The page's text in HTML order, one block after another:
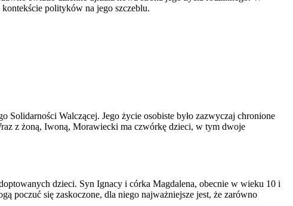
polityków na jego szczeblu.
Walczącej. Jego życie osobiste było zazwyczaj chronione
z żoną, Iwoną, Morawiecki ma czwórkę dzieci, w tym dwoje
dzieci. Syn Ignacy i córka Magdalena, obecnie w wieku 10 i
poczuć się zaskoczone, dla niego najważniejsze jest, że zarówno